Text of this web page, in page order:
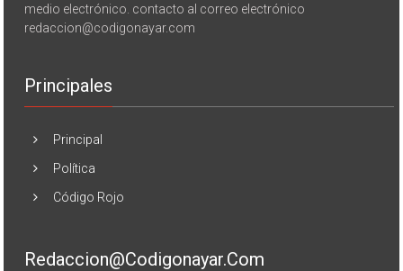
medio electrónico. contacto al correo electrónico
redaccion@codigonayar.com
Principales
Principal
Política
Código Rojo
Redaccion@codigonayar.com